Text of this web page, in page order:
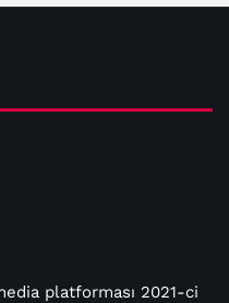
platforması 2021-ci